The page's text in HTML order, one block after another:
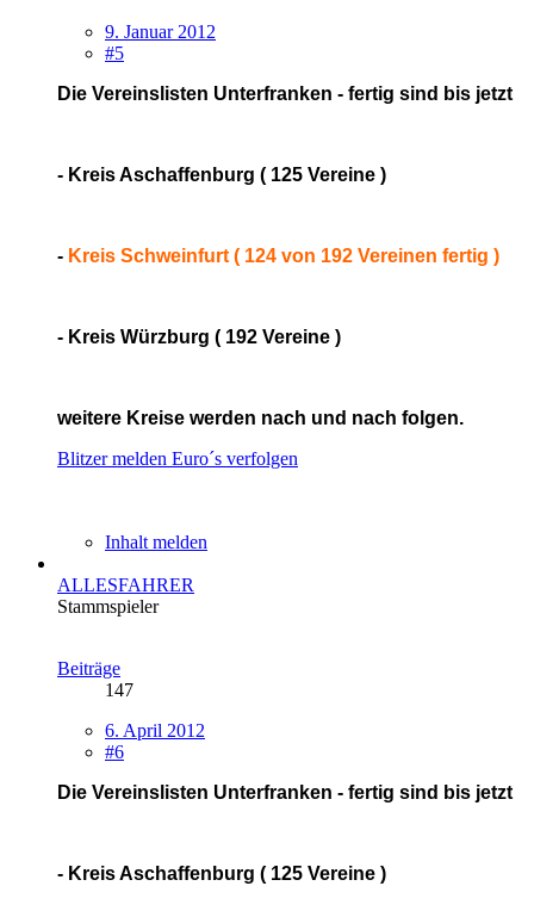
9. Januar 2012
#5
Die Vereinslisten Unterfranken - fertig sind bis jetzt
- Kreis Aschaffenburg ( 125 Vereine )
- Kreis Schweinfurt ( 124 von 192 Vereinen fertig )
- Kreis Würzburg ( 192 Vereine )
weitere Kreise werden nach und nach folgen.
Blitzer melden Euro´s verfolgen
Inhalt melden
ALLESFAHRER
Stammspieler
Beiträge
147
6. April 2012
#6
Die Vereinslisten Unterfranken - fertig sind bis jetzt
- Kreis Aschaffenburg ( 125 Vereine )